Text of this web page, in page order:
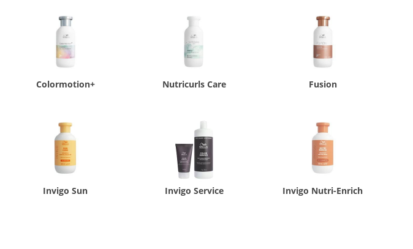
Colormotion+ Nutricurls Care Fusion
Invigo Sun Invigo Service Invigo Nutri-Enrich